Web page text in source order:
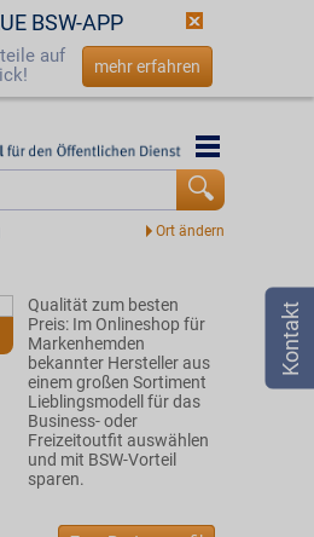
BSW-APP
auf
mehr erfahren
Qualität zum besten
Preis: Im Onlineshop für
Markenhemden
bekannter Hersteller aus
einem großen Sortiment
Lieblingsmodell für das
Business- oder
Freizeitoutfit auswählen
und mit BSW-Vorteil
sparen.